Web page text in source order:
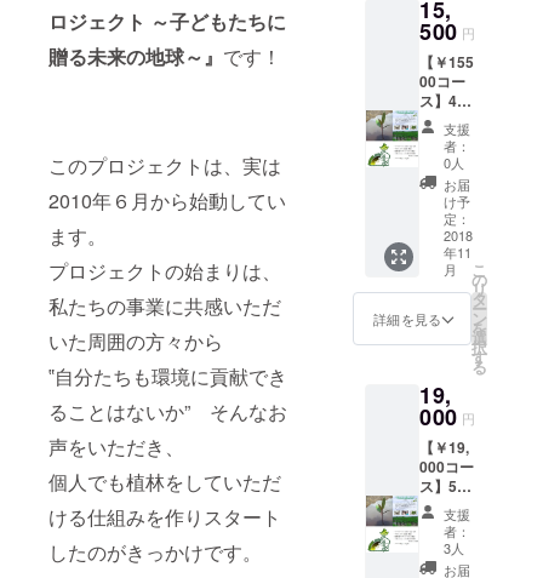
ロジェクト ～子どもたちに
贈る未来の地球～』 です！
このプロジェクトは、実は
2010年６月から始動してい
ます。
プロジェクトの始まりは、
私たちの事業に共感いただ
いた周囲の方々から
‟自分たちも環境に貢献でき
ることはないか” そんなお
声をいただき、
個人でも植林をしていただ
ける仕組みを作りスタート
したのがきっかけです。
ローブ
が30年
かけて
吸収し
ます！
※会社
HPに名
前や地
域の掲
載をご
希望さ
れない
場合は
備考欄
にご記
願いし
ます。
(2019
年)にて
ご挨拶
・植林
地の状
況のメ
ルマガ
配信(不
定期) こ
ちらを
ご支援
いただ
くと２
人分の
１年間
で排出
した
が30年
かけて
吸収し
ます！
※会社
HPに名
前や地
域の掲
載をご
希望さ
証デー
タ(PNG
データ)
付き】
・プロ
ジェク
ト会員
証（郵
送） ・
OFF
SETス
テッ
カー２
枚（郵
送） ・
ワイエ
ルフォ
(2019
年)にて
ご挨拶
・植林
地の状
況のメ
ルマガ
配信(不
定期) こ
ちらを
15,
500 円
【￥155
00コー
ス】4人
分/１年
間のオ
フセッ
ト！ ・
140本の
マング
ローブ
の植林
＆育成
＆管理
・お礼
メール
【会員
タ(PNG
データ)
付き】
・プロ
ジェク
ト会員
証（郵
送） ・
OFF
SETス
支援
者：
0人
お届
け予
定：
2018
年11
月
詳細を見る
こ
の
リ
タ
ー
ン
を
選
択
す
る
19,
000 円
【￥19,
000コー
ス】5人
分/１年
間のオ
フセッ
ト！ ・
支援
者：
3人
お届